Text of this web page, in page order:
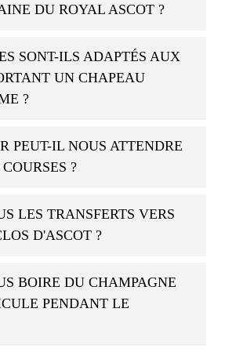
DU ROYAL ASCOT ?
SONT-ILS ADAPTÉS AUX
UN CHAPEAU
?
PEUT-IL NOUS ATTENDRE
?
LES TRANSFERTS VERS
D'ASCOT ?
BOIRE DU CHAMPAGNE
PENDANT LE